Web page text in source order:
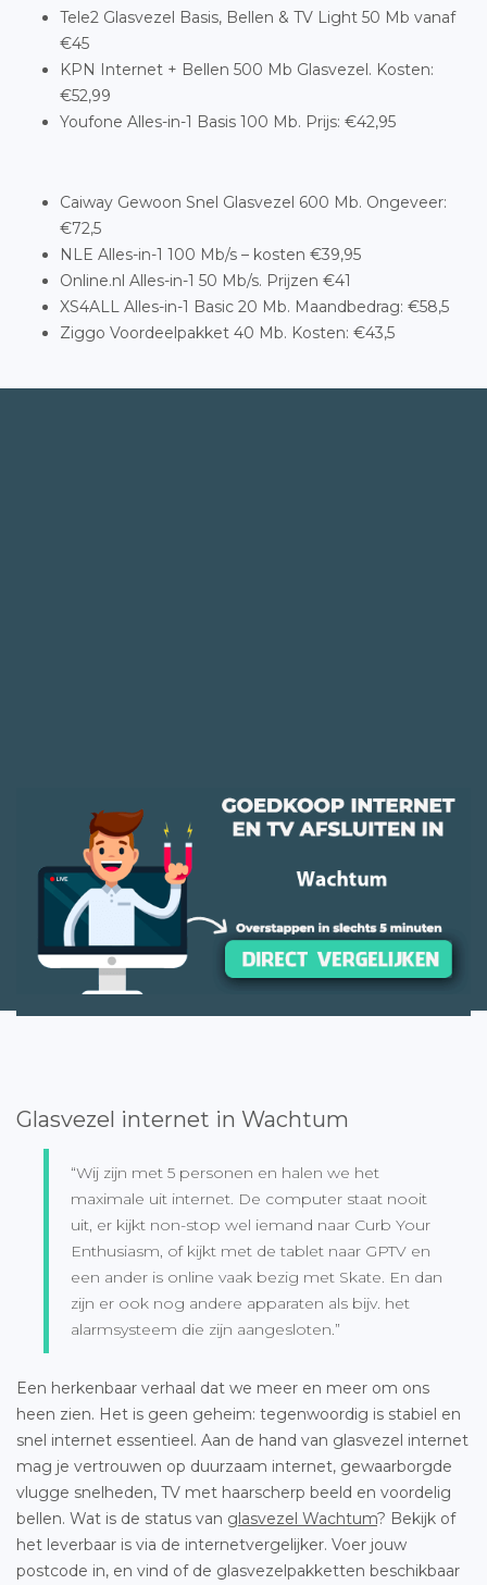
Tele2 Glasvezel Basis, Bellen & TV Light 50 Mb vanaf
€45
KPN Internet + Bellen 500 Mb Glasvezel. Kosten:
€52,99
Youfone Alles-in-1 Basis 100 Mb. Prijs: €42,95
Caiway Gewoon Snel Glasvezel 600 Mb. Ongeveer:
€72,5
NLE Alles-in-1 100 Mb/s – kosten €39,95
Online.nl Alles-in-1 50 Mb/s. Prijzen €41
XS4ALL Alles-in-1 Basic 20 Mb. Maandbedrag: €58,5
Ziggo Voordeelpakket 40 Mb. Kosten: €43,5
Glasvezel internet in Wachtum
“Wij zijn met 5 personen en halen we het
maximale uit internet. De computer staat nooit
uit, er kijkt non-stop wel iemand naar Curb Your
Enthusiasm, of kijkt met de tablet naar GPTV en
een ander is online vaak bezig met Skate. En dan
zijn er ook nog andere apparaten als bijv. het
alarmsysteem die zijn aangesloten.”
Een herkenbaar verhaal dat we meer en meer om ons
heen zien. Het is geen geheim: tegenwoordig is stabiel en
snel internet essentieel. Aan de hand van glasvezel internet
mag je vertrouwen op duurzaam internet, gewaarborgde
vlugge snelheden, TV met haarscherp beeld en voordelig
bellen. Wat is de status van glasvezel Wachtum? Bekijk of
het leverbaar is via de internetvergelijker. Voer jouw
postcode in, en vind of de glasvezelpakketten beschikbaar